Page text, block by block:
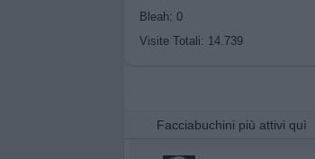
Bleah: 0
Visite Totali: 14.739
Facciabuchini più attivi quì